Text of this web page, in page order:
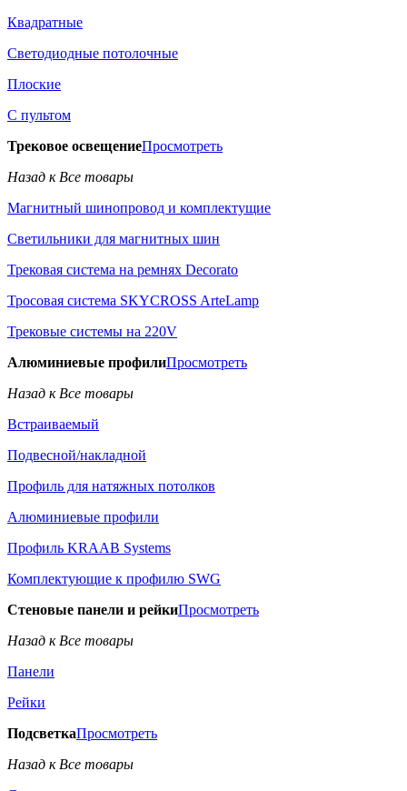
Квадратные
Светодиодные потолочные
Плоские
С пультом
Трековое освещениеПросмотреть
Назад к Все товары
Магнитный шинопровод и комплектущие
Светильники для магнитных шин
Трековая система на ремнях Decorato
Тросовая система SKYCROSS ArteLamp
Трековые системы на 220V
Алюминиевые профилиПросмотреть
Назад к Все товары
Встраиваемый
Подвесной/накладной
Профиль для натяжных потолков
Алюминиевые профили
Профиль KRAAB Systems
Комплектующие к профилю SWG
Стеновые панели и рейкиПросмотреть
Назад к Все товары
Панели
Рейки
ПодсветкаПросмотреть
Назад к Все товары